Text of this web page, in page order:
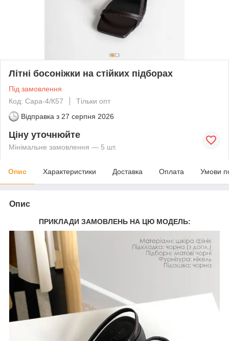
Літні босоніжки на стійких підборах
Під замовлення
Код: Сара-4/К57
Тільки опт
Відправка з 27 серпня 2026
Ціну уточнюйте
Мінімальне замовлення — 5 шт.
Опис Характеристики Доставка Оплата Умови
Опис
ПРИКЛАДИ ЗАМОВЛЕНЬ НА ЦЮ МОДЕЛЬ: